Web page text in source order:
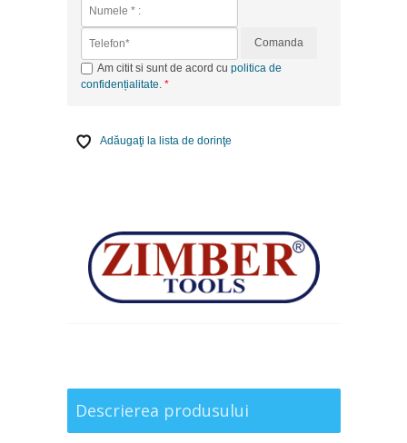
Comanda
Am citit si sunt de acord cu politica de
confidențialitate
Adăugaţi la lista de dorinţe
Descrierea produsului